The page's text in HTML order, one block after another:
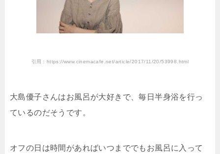
引用：https://www.cinemacafe.net/article/2017/11/20/53998.html
大島優子さんはお風呂が大好きで、毎日半身浴を行っ
ているのだそうです。
オフの日は時間があればいつまででもお風呂に入って